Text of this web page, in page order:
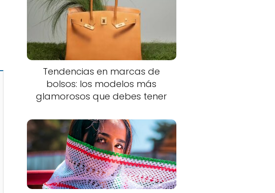
Tendencias en marcas de
bolsos: los modelos más
glamorosos que debes tener